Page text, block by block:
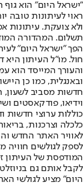
"ישראל היום" הוא
ראוי לעיתונות טובה
ולא צועקת. עיתונות
הפך "ישראל היום"
חול. מו"ל העיתון
והעורך המייסד הוא
חדשות מסביב לשעון,
וידיאו, פודקאסטים
כוללות ערוצי חדשות
לאוויר האתר החדש
לספק לגולשים חוויה
המודפסת של העיתון
לקבל אותם גם
היום" מציע לגולשי